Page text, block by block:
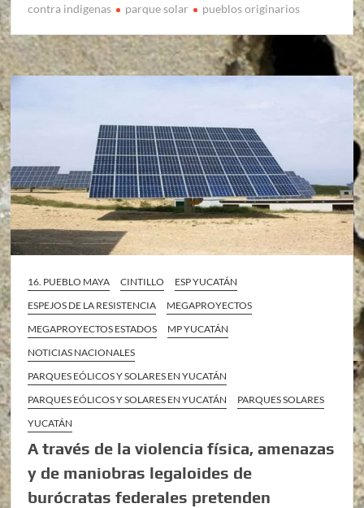
contra indigenas
parque solar pueblos originarios
16. PUEBLO MAYA CINTILLO
ESP YUCATÁN
ESPEJOS DE LA RESISTENCIA
MEGAPROYECTOS
MEGAPROYECTOS ESTADOS
MP YUCATÁN
NOTICIAS NACIONALES
PARQUES EÓLICOS Y SOLARES EN YUCATÁN
PARQUES EÓLICOS Y SOLARES EN YUCATÁN
PARQUES SOLARES
YUCATÁN
A través de la violencia física, amenazas
y de maniobras legaloides de
burócratas federales pretenden